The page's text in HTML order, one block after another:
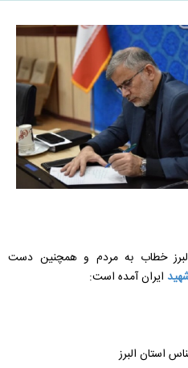
البرز خطاب به مردم و همچنین دست
ایران آمده است:
استان البرز